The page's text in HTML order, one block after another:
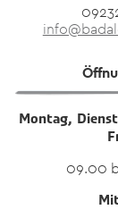
Montag,
09.00